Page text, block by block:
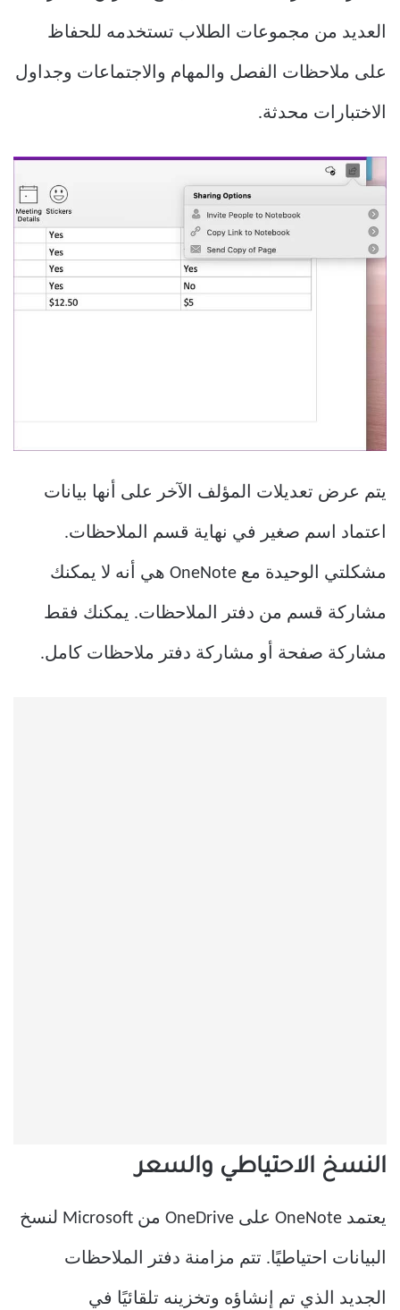
العديد من مجموعات الطلاب تستخدمه للحفاظ
على ملاحظات الفصل والمهام والاجتماعات وجداول
الاختبارات محدثة.
يتم عرض تعديلات المؤلف الآخر على أنها بيانات
اعتماد اسم صغير في نهاية قسم الملاحظات.
مشكلتي الوحيدة مع OneNote هي أنه لا يمكنك
مشاركة قسم من دفتر الملاحظات. يمكنك فقط
مشاركة صفحة أو مشاركة دفتر ملاحظات كامل.
النسخ الاحتياطي والسعر
يعتمد OneNote على OneDrive من Microsoft لنسخ
البيانات احتياطيًا. تتم مزامنة دفتر الملاحظات
الجديد الذي تم إنشاؤه وتخزينه تلقائيًا في